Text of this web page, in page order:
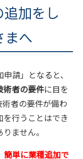
加をし
まへ
請」となると、
術者の要件に目を
者の要件が備わ
行うことはでき
ません。
簡単に業種追加で